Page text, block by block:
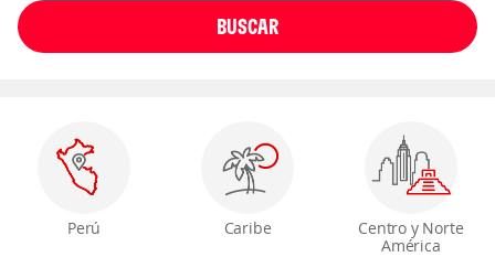
Perú Caribe
Centro y Norte
América